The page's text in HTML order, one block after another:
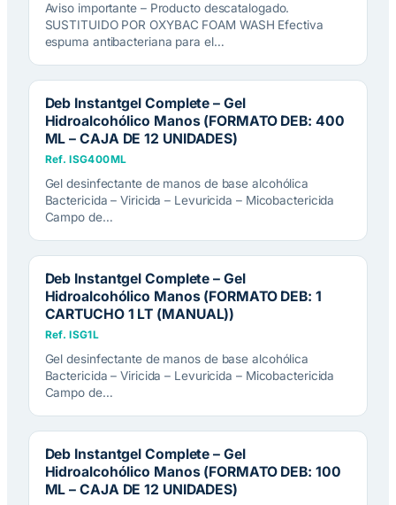
Aviso importante – Producto descatalogado.
SUSTITUIDO POR OXYBAC FOAM WASH Efectiva
espuma antibacteriana para el…
Deb Instantgel Complete – Gel
Hidroalcohólico Manos (FORMATO DEB: 400
ML – CAJA DE 12 UNIDADES)
Ref. ISG400ML
Gel desinfectante de manos de base alcohólica
Bactericida – Viricida – Levuricida – Micobactericida
Campo de…
Deb Instantgel Complete – Gel
Hidroalcohólico Manos (FORMATO DEB: 1
CARTUCHO 1 LT (MANUAL))
Ref. ISG1L
Gel desinfectante de manos de base alcohólica
Bactericida – Viricida – Levuricida – Micobactericida
Campo de…
Deb Instantgel Complete – Gel
Hidroalcohólico Manos (FORMATO DEB: 100
ML – CAJA DE 12 UNIDADES)